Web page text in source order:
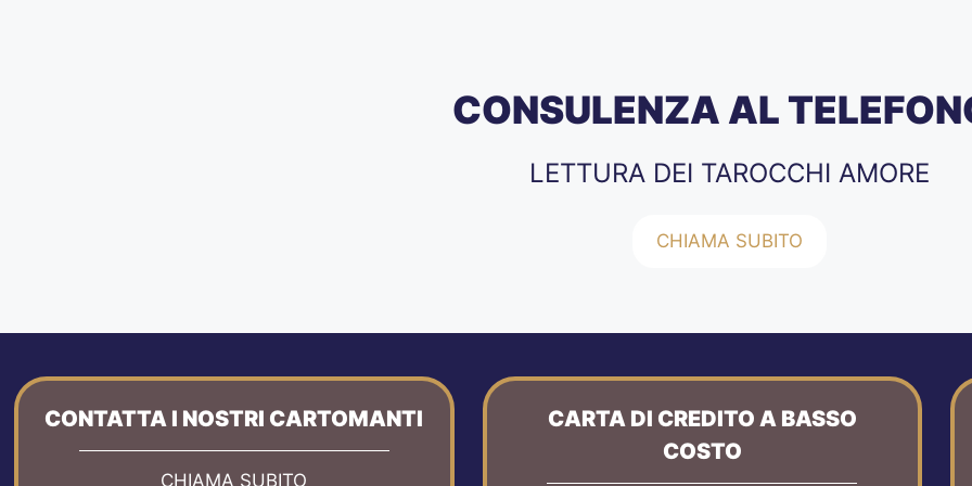
CONSULENZA AL
LETTURA DEI TAROCCHI AMORE
CHIAMA SUBITO
CONTATTA I NOSTRI CARTOMANTI
CHIAMA SUBITO
CARTA DI CREDITO A BASSO
COSTO